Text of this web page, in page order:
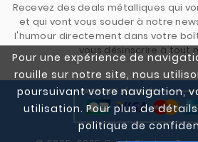
Pour une expérience de
rouille sur notre site, nous
poursuivant votre navigation,
utilisation. Pour plus de
politique de
Recevez des deals métalliques qui
et qui vont vous souder à notre
l'humour directement dans votre
vous désinscrire à tout